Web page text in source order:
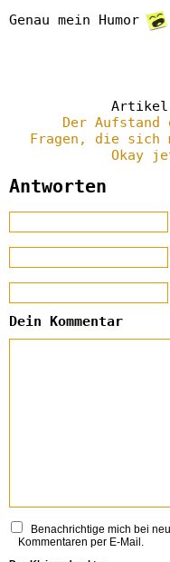
Genau mein Humor
Artikel
Der Aufstand
Fragen, die
Okay
Antworten
Dein Kommentar
Benachrichtige mich bei
Kommentaren per E-Mail.